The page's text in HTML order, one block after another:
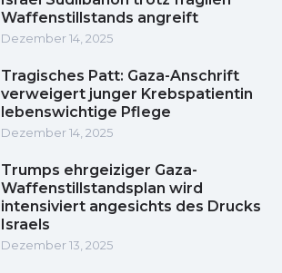
Waffenstillstands angreift
Dezember 14, 2025
Tragisches Patt: Gaza-Anschrift
verweigert junger Krebspatientin
lebenswichtige Pflege
Dezember 14, 2025
Trumps ehrgeiziger Gaza-
Waffenstillstandsplan wird
intensiviert angesichts des Drucks
Israels
Dezember 13, 2025